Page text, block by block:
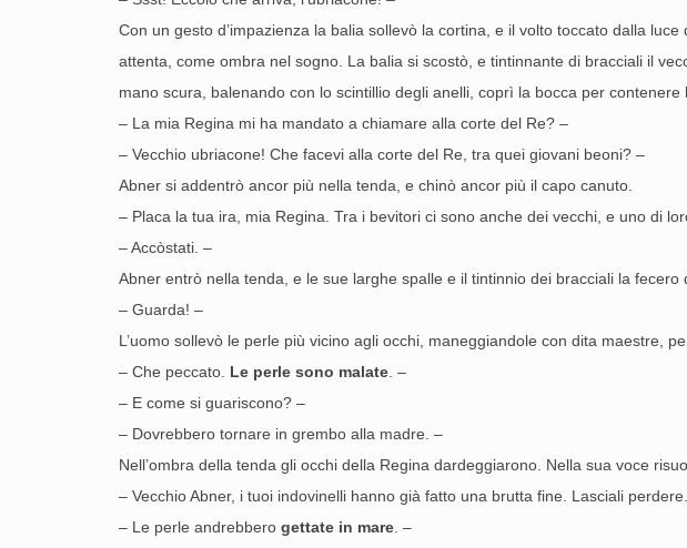
Con un gesto d’impazienza la balia sollevò la cortina, e il volto toccato dalla
attenta, come ombra nel sogno. La balia si scostò, e tintinnante di bracciali il
mano scura, balenando con lo scintillio degli anelli, coprì la bocca per contenere
– La mia Regina mi ha mandato a chiamare alla corte del Re? –
– Vecchio ubriacone! Che facevi alla corte del Re, tra quei giovani beoni? –
Abner si addentrò ancor più nella tenda, e chinò ancor più il capo canuto.
– Placa la tua ira, mia Regina. Tra i bevitori ci sono anche dei vecchi, e uno di
– Accòstati. –
Abner entrò nella tenda, e le sue larghe spalle e il tintinnio dei bracciali la
– Guarda! –
L’uomo sollevò le perle più vicino agli occhi, maneggiandole con dita maestre,
– Che peccato. Le perle sono malate . –
– E come si guariscono? –
– Dovrebbero tornare in grembo alla madre. –
Nell’ombra della tenda gli occhi della Regina dardeggiarono. Nella sua voce
– Vecchio Abner, i tuoi indovinelli hanno già fatto una brutta fine. Lasciali
– Le perle andrebbero gettate in mare . –